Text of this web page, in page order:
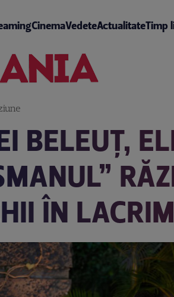
CinemaVedeteActualitateTimp
BELEUȚ,
ÎN